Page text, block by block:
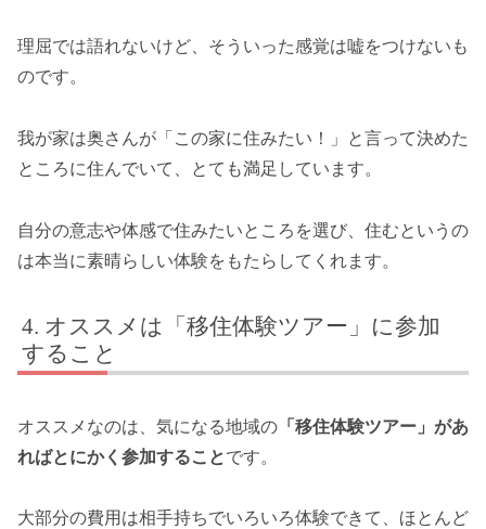
理屈では語れないけど、そういった感覚は嘘をつけないも
のです。
我が家は奥さんが「この家に住みたい！」と言って決めた
ところに住んでいて、とても満足しています。
自分の意志や体感で住みたいところを選び、住むというの
は本当に素晴らしい体験をもたらしてくれます。
オススメは「移住体験ツアー」に参加
すること
オススメなのは、気になる地域の 「移住体験ツアー」があ
ればとにかく参加することです。
大部分の費用は相手持ちでいろいろ体験できて、ほとんど